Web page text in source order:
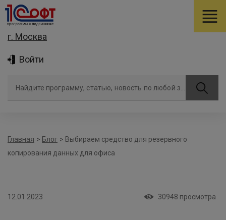
г. Москва
Войти
Главная > Блог > Выбираем средство для резервного
копирования данных для офиса
12.01.2023 30948 просмотра